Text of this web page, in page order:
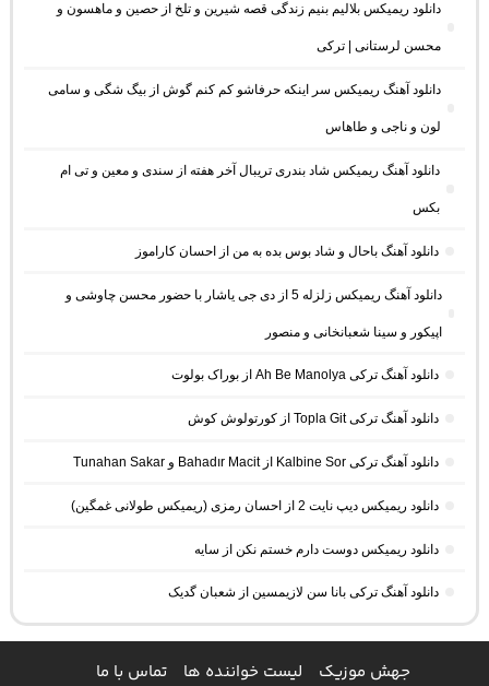
دانلود ریمیکس بلالیم بنیم زندگی قصه شیرین و تلخ از حصین و ماهسون و
محسن لرستانی | ترکی
دانلود آهنگ ریمیکس سر اینکه حرفاشو کم کنم گوش از بیگ شگی و سامی
لون و ناجی و طاهاس
دانلود آهنگ ریمیکس شاد بندری تریبال آخر هفته از سندی و معین و تی ام
بکس
دانلود آهنگ باحال و شاد بوس بده به من از احسان کاراموز
دانلود آهنگ ریمیکس زلزله 5 از دی جی یاشار با حضور محسن چاوشی و
اپیکور و سینا شعبانخانی و منصور
دانلود آهنگ ترکی Ah Be Manolya از بوراک بولوت
دانلود آهنگ ترکی Topla Git از کورتولوش کوش
دانلود آهنگ ترکی Kalbine Sor از Bahadır Macit و Tunahan Sakar
دانلود ریمیکس دیپ نایت 2 از احسان رمزی (ریمیکس طولانی غمگین)
دانلود ریمیکس دوست دارم خستم نکن از سایه
دانلود آهنگ ترکی بانا سن لازیمسین از شعبان گدیک
جهش موزیک لیست خواننده ها تماس با ما